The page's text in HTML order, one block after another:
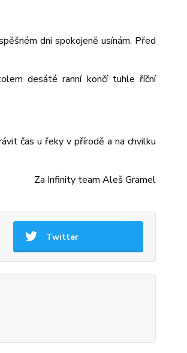
dni spokojeně usínám. Před
desáté ranní končí tuhle říční
čas u řeky v přírodě a na chvilku
Za Infinity team Aleš Gramel
Twitter